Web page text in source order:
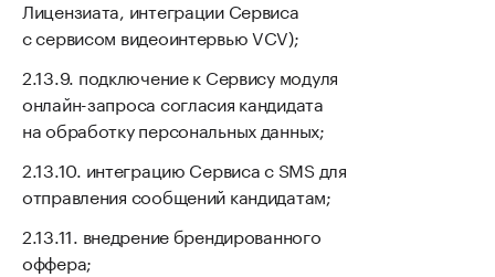
Лицензиата, интеграции Сервиса
с сервисом видеоинтервью VCV);
подключение к Сервису модуля
онлайн-запроса согласия кандидата
на обработку персональных данных;
интеграцию Сервиса с SMS для
отправления сообщений кандидатам;
внедрение брендированного
оффера;